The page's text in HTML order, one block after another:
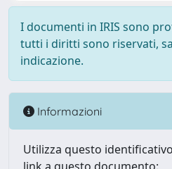
I documenti in IRIS sono
tutti i diritti sono riservati,
indicazione.
Informazioni
Utilizza questo